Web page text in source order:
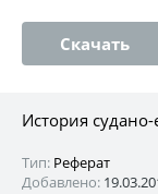
Скачать
История
Тип: Реферат
Добавлено: